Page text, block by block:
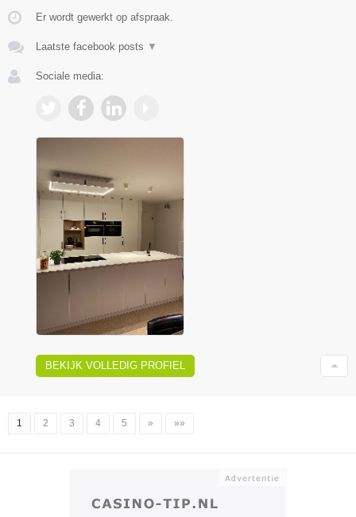
Er wordt gewerkt op afspraak.
Laatste facebook posts ▼
Sociale media:
BEKIJK VOLLEDIG PROFIEL
1 2 3 4 5 » »»